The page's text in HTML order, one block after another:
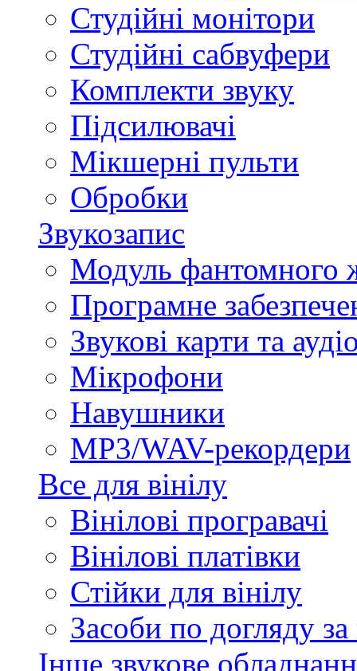
Студійні монітори
Студійні сабвуфери
Комплекти звуку
Підсилювачі
Мікшерні пульти
Обробки
Звукозапис
Модуль фантомного
Програмне
Звукові карти та
Мікрофони
Навушники
MP3/WAV-рекордери
Все для вінілу
Вінілові програвачі
Вінілові платівки
Стійки для вінілу
Засоби по догляду за
Інше звукове